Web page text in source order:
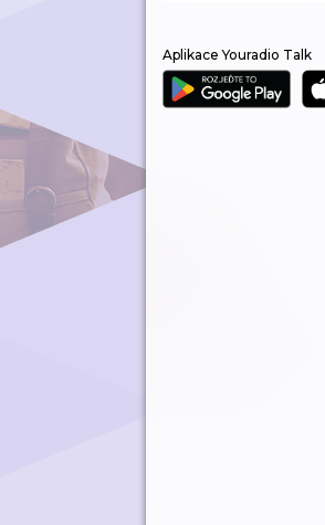
Aplikace Youradio Talk